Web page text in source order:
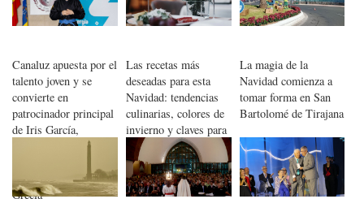
Canaluz apuesta por el
talento joven y se
convierte en
patrocinador principal
de Iris García,
medalla de bronce
de Grappling de
Grecia
Las recetas más
deseadas para esta
Navidad: tendencias
culinarias, colores de
invierno y claves para
una mesa festiva
perfecta
La magia de la
Navidad comienza a
tomar forma en San
Bartolomé de Tirajana